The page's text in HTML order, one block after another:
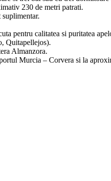
230 de metri patrati.
pentru calitatea si puritatea
Quitapellejos).
Almanzora.
Murcia – Corvera si la